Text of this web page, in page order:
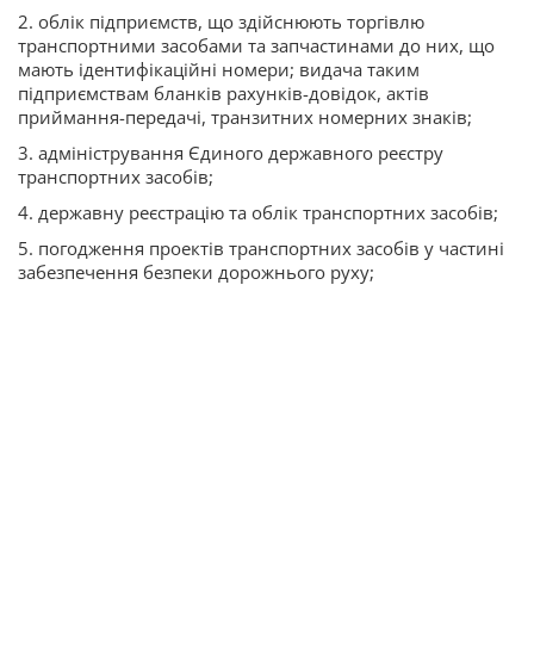
2. облік підприємств, що здійснюють торгівлю
транспортними засобами та запчастинами до них, що
мають ідентифікаційні номери; видача таким
підприємствам бланків рахунків-довідок, актів
приймання-передачі, транзитних номерних знаків;
3. адміністрування Єдиного державного реєстру
транспортних засобів;
4. державну реєстрацію та облік транспортних засобів;
5. погодження проектів транспортних засобів у частині
забезпечення безпеки дорожнього руху;